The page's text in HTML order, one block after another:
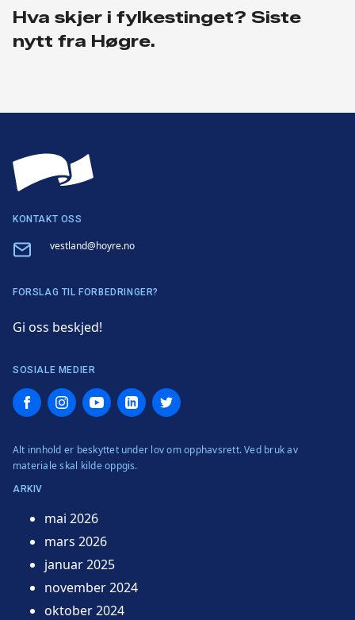
Hva skjer i fylkestinget? Siste
nytt fra Høgre.
KONTAKT OSS
Email vestland@hoyre.no
FORSLAG TIL FORBEDRINGER?
Gi oss beskjed!
SOSIALE MEDIER
FacebookInstagramYouTubeLinkedInTwitter
Alt innhold er beskyttet under lov om opphavsrett. Ved bruk av
materiale skal kilde oppgis.
ARKIV
mai 2026
mars 2026
januar 2025
november 2024
oktober 2024